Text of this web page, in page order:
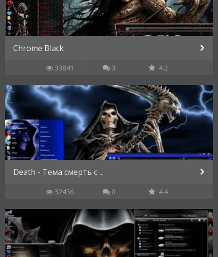
Chrome Black
33841 3 4.2
Death - Тема смерть с ...
32456 0 4.4